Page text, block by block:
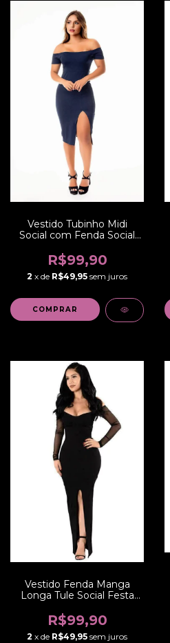
Vestido Tubinho Midi
Social com Fenda Social
Ombro | REF: STY41
R$99,90
2 x de R$49,95 sem juros
COMPRAR
Vestido Fenda Manga
Longa Tule Social Festa
R$99,90
2 x de R$49,95 sem juros